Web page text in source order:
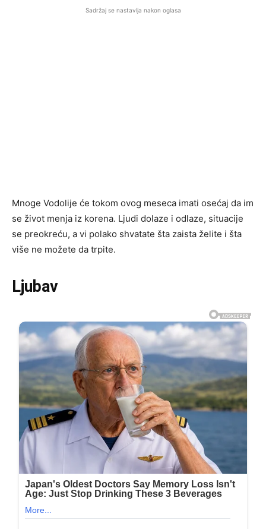
Sadržaj se nastavlja nakon oglasa
Mnoge Vodolije će tokom ovog meseca imati osećaj da im
se život menja iz korena. Ljudi dolaze i odlaze, situacije
se preokreću, a vi polako shvatate šta zaista želite i šta
više ne možete da trpite.
Ljubav